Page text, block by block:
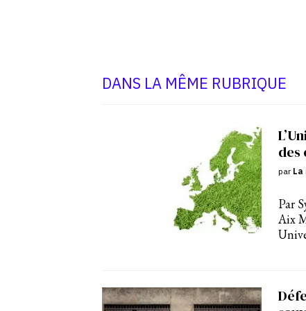
DANS LA MÊME RUBRIQUE
des
par La
Par
Aix